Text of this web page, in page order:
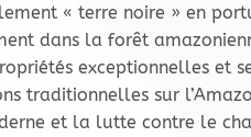
« terre noire » en
dans la forêt
exceptionnelles et
traditionnelles sur
et la lutte contre le